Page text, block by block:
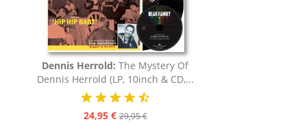
Dennis Herrold: The Mystery Of
Dennis Herrold (LP, 10inch & CD,...
24,95 € 29,95 €